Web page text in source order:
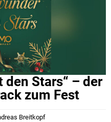
Stars“ – der
zum Fest
Breitkopf